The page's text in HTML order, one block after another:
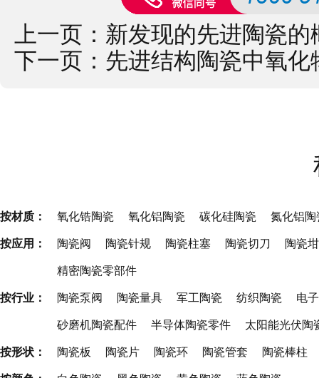
上一页： 新发现的先进陶瓷
下一页： 先进结构陶瓷中氧化
按材质： 氧化锆陶瓷 氧化铝陶瓷 碳化硅陶瓷 氮化铝陶
按应用： 陶瓷阀 陶瓷针规 陶瓷柱塞 陶瓷切刀 陶瓷
精密陶瓷零部件
按行业： 陶瓷泵阀 陶瓷量具 军工陶瓷 纺织陶瓷 电
砂磨机陶瓷配件 半导体陶瓷零件 太阳能光伏陶
按形状： 陶瓷板 陶瓷片 陶瓷环 陶瓷管套 陶瓷棒柱